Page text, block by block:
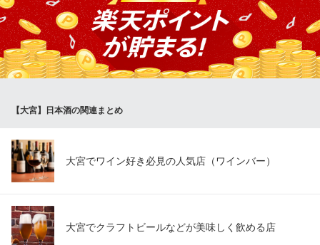
けます。お料理と合わせてお楽しみください。
新潟・佐渡の旬と地酒 いかの墨 大宮仲町店
大宮割烹和食個室宴会
ＪＲ大宮駅 徒歩1分
【大宮】日本酒の関連まとめ
大宮でワイン好き必見の人気店（ワインバー）
大宮でクラフトビールなどが美味しく飲める店